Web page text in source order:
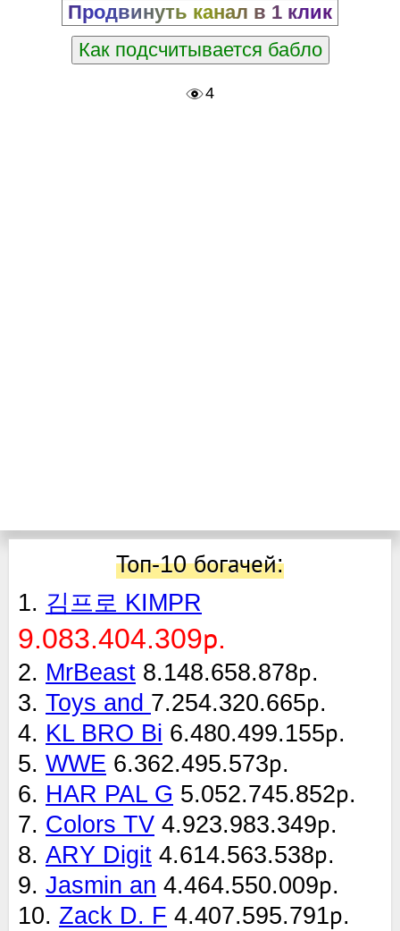
Продвинуть канал в 1 клик
Как подсчитывается бабло
4
Топ-10 богачей:
1. 김프로 KIMPR
9.083.404.309р.
2. MrBeast 8.148.658.878р.
3. Toys and 7.254.320.665р.
4. KL BRO Bi 6.480.499.155р.
5. WWE 6.362.495.573р.
6. HAR PAL G 5.052.745.852р.
7. Colors TV 4.923.983.349р.
8. ARY Digit 4.614.563.538р.
9. Jasmin an 4.464.550.009р.
10. Zack D. F 4.407.595.791р.